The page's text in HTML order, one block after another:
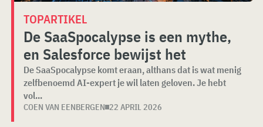
TOPARTIKEL
De SaaSpocalypse is een mythe,
en Salesforce bewijst het
De SaaSpocalypse komt eraan, althans dat is wat menig
zelfbenoemd AI-expert je wil laten geloven. Je hebt
vol...
COEN VAN EENBERGEN 22 APRIL 2026